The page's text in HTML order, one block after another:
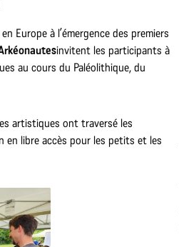
Europe à l’émergence des premiers
invitent les participants à
au cours du Paléolithique, du
artistiques ont traversé les
en libre accès pour les petits et les